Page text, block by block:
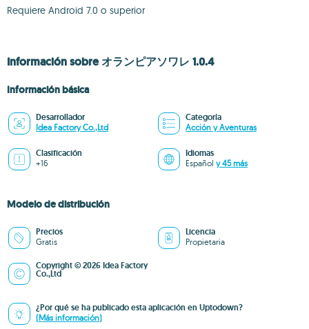
Requiere Android 7.0 o superior
Información sobre オランピアソワレ 1.0.4
Información básica
Desarrollador
Idea Factory Co.,Ltd
Categoría
Acción y Aventuras
Clasificación
+16
Idiomas
Español y 45 más
Modelo de distribución
Precios
Gratis
Licencia
Propietaria
Copyright © 2026 Idea Factory
Co.,Ltd
¿Por qué se ha publicado esta aplicación en Uptodown?
(Más información)